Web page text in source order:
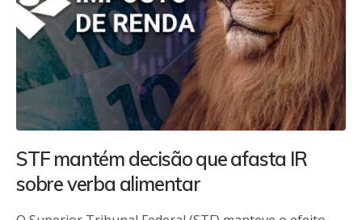
STF mantém decisão que afasta IR
sobre verba alimentar